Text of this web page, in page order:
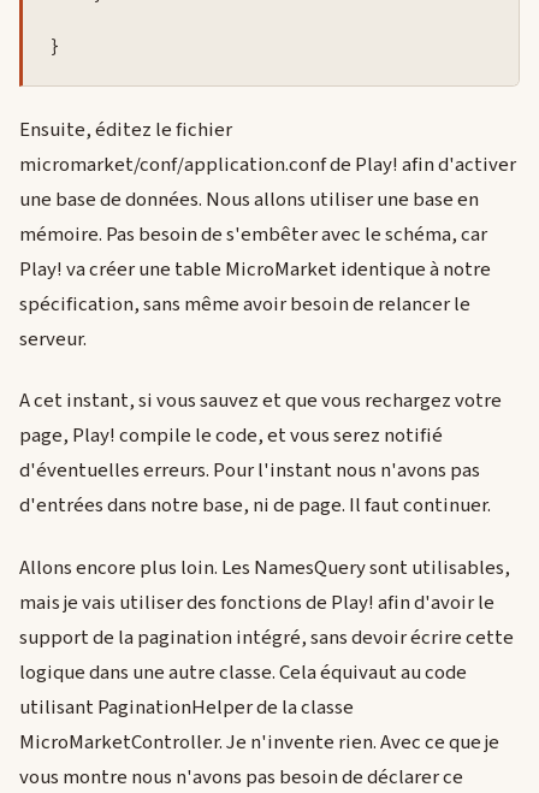
Ensuite, éditez le fichier
micromarket/conf/application.conf de Play! afin d'activer
une base de données. Nous allons utiliser une base en
mémoire. Pas besoin de s'embêter avec le schéma, car
Play! va créer une table MicroMarket identique à notre
spécification, sans même avoir besoin de relancer le
serveur.
A cet instant, si vous sauvez et que vous rechargez votre
page, Play! compile le code, et vous serez notifié
d'éventuelles erreurs. Pour l'instant nous n'avons pas
d'entrées dans notre base, ni de page. Il faut continuer.
Allons encore plus loin. Les NamesQuery sont utilisables,
mais je vais utiliser des fonctions de Play! afin d'avoir le
support de la pagination intégré, sans devoir écrire cette
logique dans une autre classe. Cela équivaut au code
utilisant PaginationHelper de la classe
MicroMarketController. Je n'invente rien. Avec ce que je
vous montre nous n'avons pas besoin de déclarer ce